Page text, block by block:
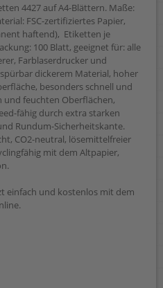
4427 auf A4-Blättern. Maße:
FSC-zertifiziertes Papier,
haftend), Etiketten je
100 Blatt, geeignet für: alle
Farblaserdrucker und
dickerem Material, hoher
besonders schnell und
und feuchten Oberflächen,
fähig durch extra starken
Rundum-Sicherheitskante.
CO2-neutral, lösemittelfreier
mit dem Altpapier,
einfach und kostenlos mit dem